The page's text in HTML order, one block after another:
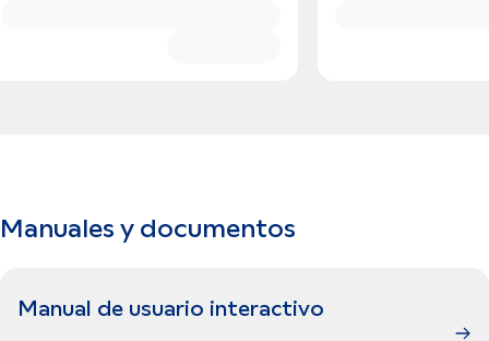
Manuales y documentos
Manual de usuario interactivo